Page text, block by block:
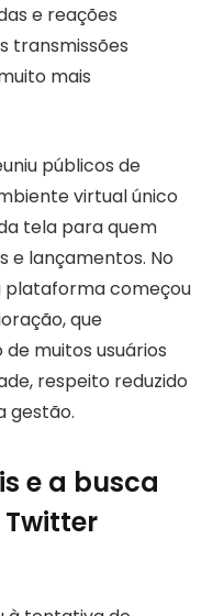
e reações
transmissões
mais
públicos de
virtual único
tela para quem
e lançamentos. No
plataforma começou
que
muitos usuários
respeito reduzido
gestão.
e a busca